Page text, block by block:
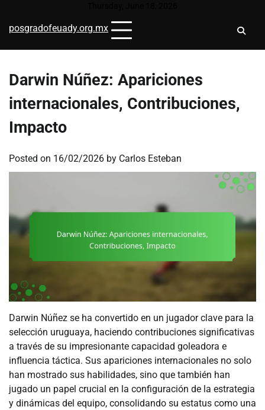
content
posgradofeuady.org.mx
Darwin Núñez: Apariciones
internacionales, Contribuciones,
Impacto
Posted on 16/02/2026 by Carlos Esteban
Darwin Núñez se ha convertido en un jugador clave para la
selección uruguaya, haciendo contribuciones significativas
a través de su impresionante capacidad goleadora e
influencia táctica. Sus apariciones internacionales no solo
han mostrado sus habilidades, sino que también han
jugado un papel crucial en la configuración de la estrategia
y dinámicas del equipo, consolidando su estatus como una